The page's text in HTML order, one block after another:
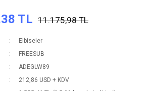
TL 11.175,98 TL
Elbiseler
FREESUB
ADEGLW89
212,86 USD + KDV